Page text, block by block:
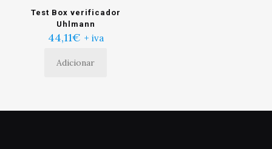
Test Box verificador
Uhlmann
44,11€ + iva
Adicionar